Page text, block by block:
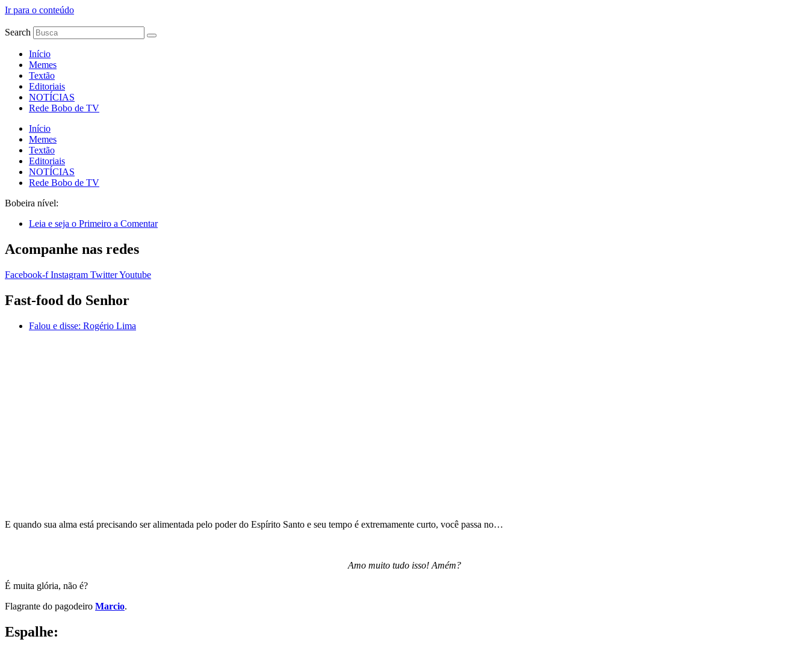
Ir para o conteúdo
Search
Início
Memes
Textão
Editoriais
NOTÍCIAS
Rede Bobo de TV
Início
Memes
Textão
Editoriais
NOTÍCIAS
Rede Bobo de TV
Bobeira nível:
Leia e seja o Primeiro a Comentar
Acompanhe nas redes
Facebook-f Instagram TwitterYoutube
Fast-food do Senhor
Falou e disse: Rogério Lima
E quando sua alma está precisando ser alimentada pelo poder do Espírito Santo e seu tempo é extremamente curto, você passa no…
Amo muito tudo isso! Amém?
É muita glória, não é?
Flagrante do pagodeiro Marcio.
Espalhe: